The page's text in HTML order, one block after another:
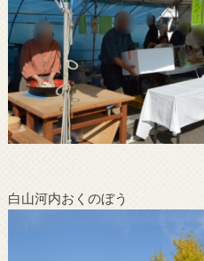
白山河内おくのぼう